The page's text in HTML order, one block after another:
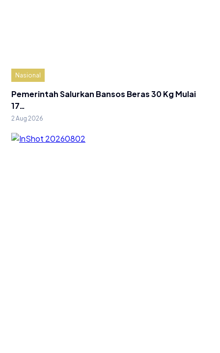
Nasional
Pemerintah Salurkan Bansos Beras 30 Kg Mulai
17…
2 Aug 2026